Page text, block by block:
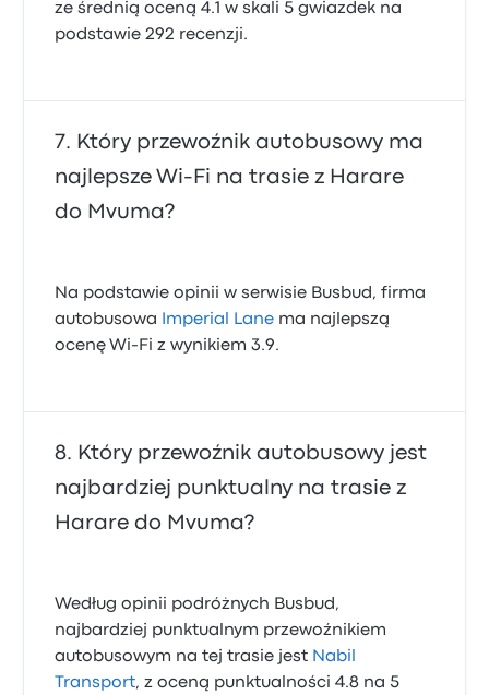
ze średnią oceną 4.1 w skali 5 gwiazdek na
podstawie 292 recenzji.
Który przewoźnik autobusowy ma
najlepsze Wi‑Fi na trasie z Harare
do Mvuma?
Na podstawie opinii w serwisie Busbud, firma
autobusowa
Imperial Lane ma najlepszą
ocenę Wi-Fi z wynikiem 3.9.
Który przewoźnik autobusowy jest
najbardziej punktualny na trasie z
Harare do Mvuma?
Według opinii podróżnych Busbud,
najbardziej punktualnym przewoźnikiem
autobusowym na tej trasie jest Nabil
Transport, z oceną punktualności 4.8 na 5